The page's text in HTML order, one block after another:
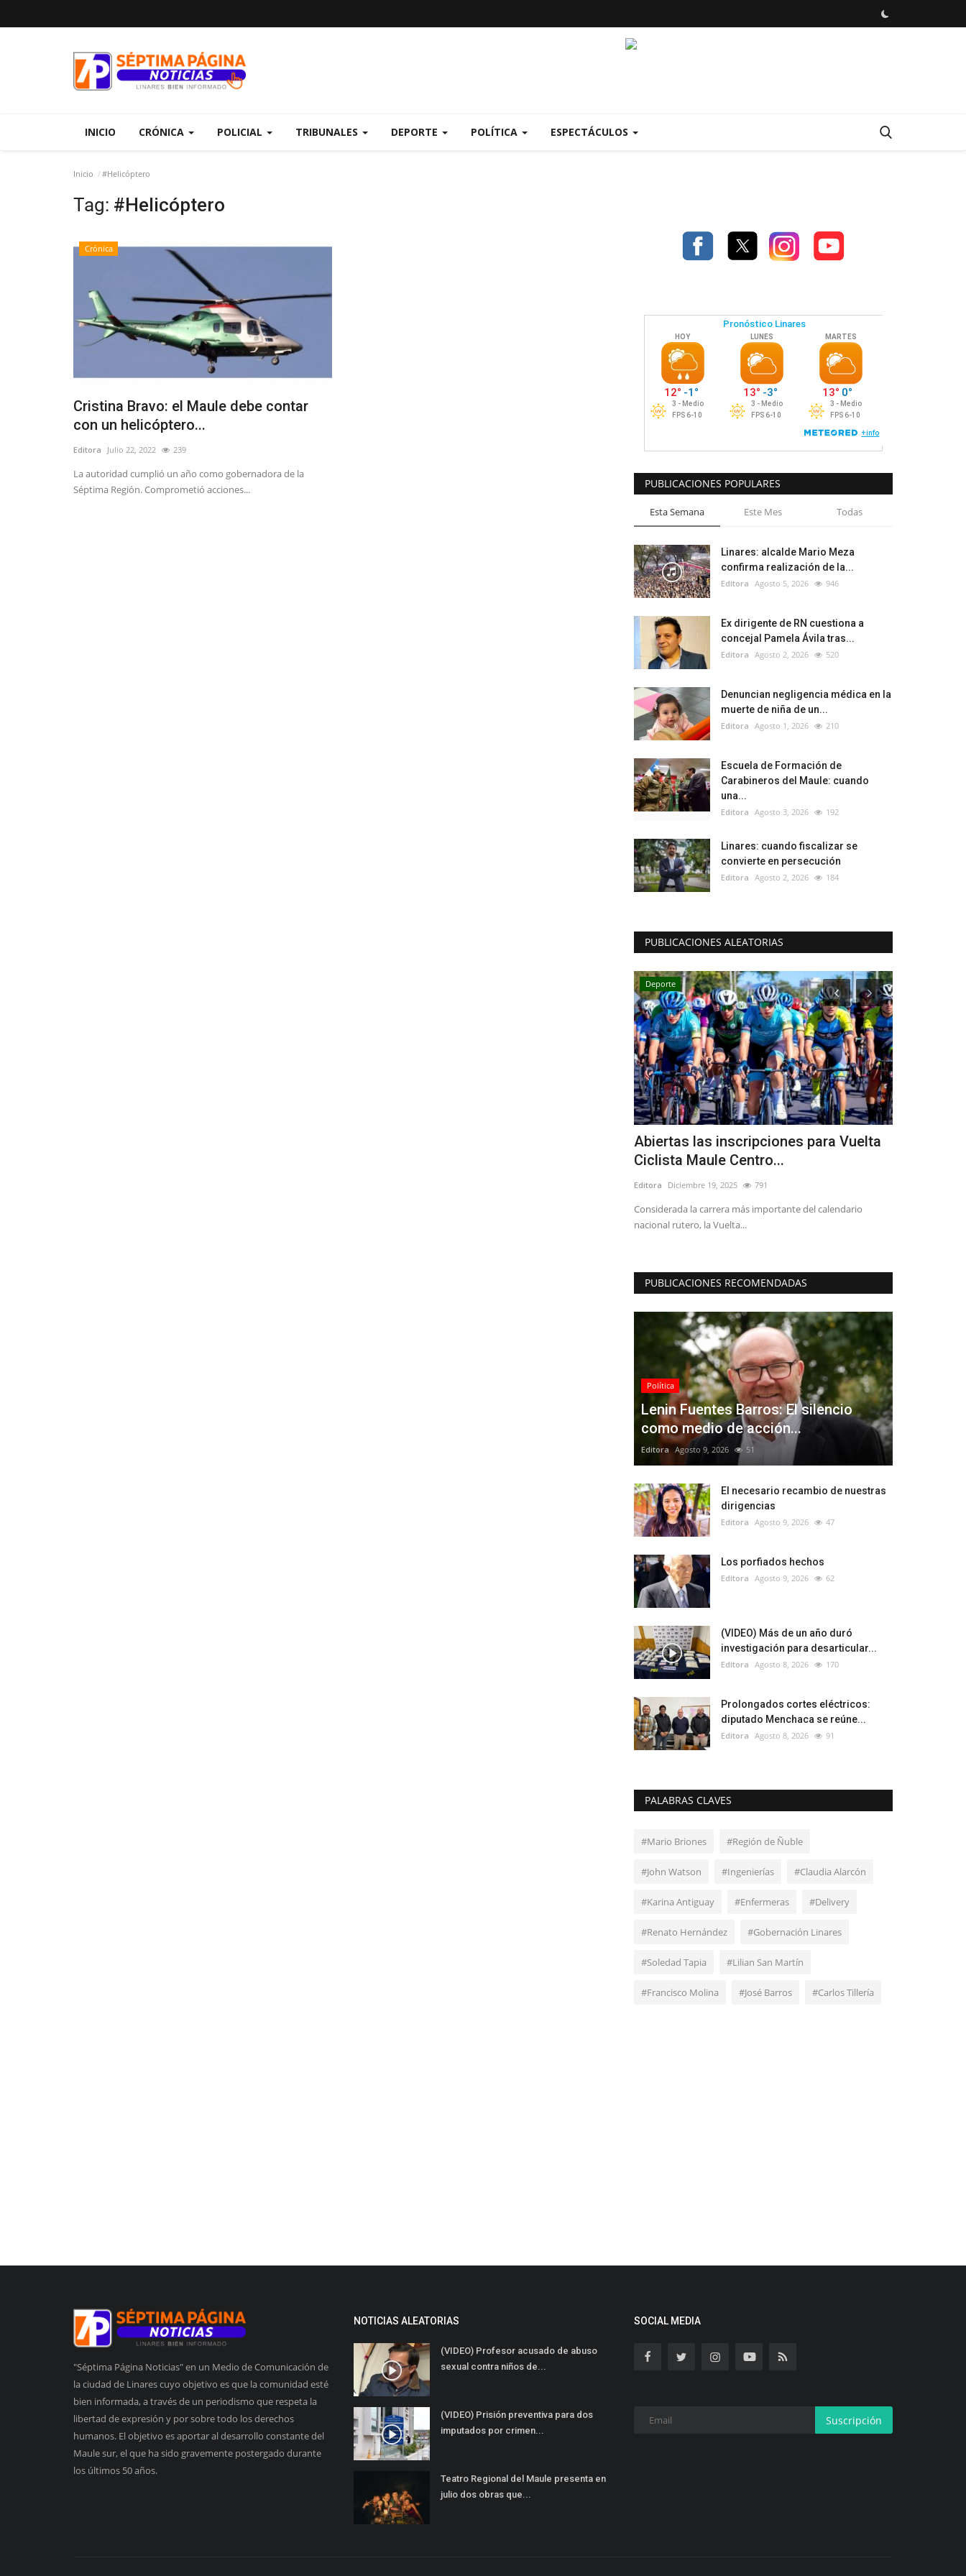
INICIO CRÓNICA POLICIAL TRIBUNALES DEPORTE POLÍTICA ESPECTÁCULOS
Inicio #Helicóptero
Tag: #Helicóptero
Crónica
Cristina Bravo: el Maule debe contar
con un helicóptero...
Editora Julio 22, 2022 239
La autoridad cumplió un año como gobernadora de la
Séptima Región. Comprometió acciones...
PUBLICACIONES POPULARES
Esta Semana Este Mes Todas
Linares: alcalde Mario Meza
confirma realización de la...
Editora Agosto 5, 2026 946
Ex dirigente de RN cuestiona a
concejal Pamela Ávila tras...
Editora Agosto 2, 2026 520
Denuncian negligencia médica en la
muerte de niña de un...
Editora Agosto 1, 2026 210
Escuela de Formación de
Carabineros del Maule: cuando
una...
Editora Agosto 3, 2026 192
Linares: cuando fiscalizar se
convierte en persecución
Editora Agosto 2, 2026 184
PUBLICACIONES ALEATORIAS
Deporte
Abiertas las inscripciones para Vuelta
Ciclista Maule Centro...
Editora Diciembre 19, 2025 791
Considerada la carrera más importante del calendario
nacional rutero, la Vuelta...
PUBLICACIONES RECOMENDADAS
Política
Lenin Fuentes Barros: El silencio
como medio de acción...
Editora Agosto 9, 2026 51
El necesario recambio de nuestras
dirigencias
Editora Agosto 9, 2026 47
Los porfiados hechos
Editora Agosto 9, 2026 62
(VIDEO) Más de un año duró
investigación para desarticular...
Editora Agosto 8, 2026 170
Prolongados cortes eléctricos:
diputado Menchaca se reúne...
Editora Agosto 8, 2026 91
PALABRAS CLAVES
#Mario Briones #Región de Ñuble
#John Watson #Ingenierías #Claudia Alarcón
#Karina Antiguay #Enfermeras #Delivery
#Renato Hernández #Gobernación Linares
#Soledad Tapia #Lilian San Martín
#Francisco Molina #José Barros #Carlos Tillería
"Séptima Página Noticias" en un Medio de Comunicación de
la ciudad de Linares cuyo objetivo es que la comunidad esté
bien informada, a través de un periodismo que respeta la
libertad de expresión y por sobre todo los derechos
humanos. El objetivo es aportar al desarrollo constante del
Maule sur, el que ha sido gravemente postergado durante
los últimos 50 años.
NOTICIAS ALEATORIAS
(VIDEO) Profesor acusado de abuso
sexual contra niños de...
(VIDEO) Prisión preventiva para dos
imputados por crimen...
Teatro Regional del Maule presenta en
julio dos obras que...
SOCIAL MEDIA
Suscripción